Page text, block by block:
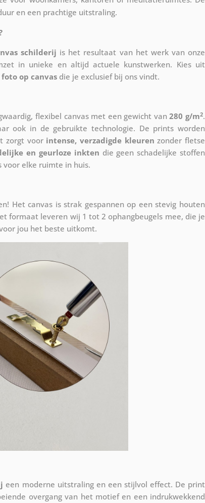
en een prachtige uitstraling.
schilderij is het resultaat van het werk van onze
in unieke en altijd actuele kunstwerken. Kies uit
foto op canvas die je exclusief bij ons vindt.
flexibel canvas met een gewicht van280 g/m2.
ook in de gebruikte technologie. De prints worden
zorgt voor intense, verzadigde kleuren zonder fletse
en geurloze inkten die geen schadelijke stoffen
voor elke ruimte in huis.
Het canvas is strak gespannen op een stevig houten
formaat leveren wij 1 tot 2 ophangbeugels mee, die je
jou het beste uitkomt.
een moderne uitstraling en een stijlvol effect. De print
overgang van het motief en een indrukwekkend